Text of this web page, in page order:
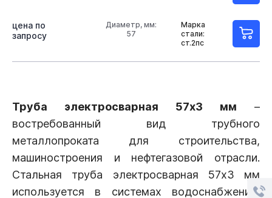
Марка
стали:
ст.2пс
Диаметр, мм:
57
цена по
запросу
Труба электросварная 57х3 мм –
востребованный вид трубного
металлопроката для строительства,
машиностроения и нефтегазовой отрасли.
Стальная труба электросварная 57х3 мм
используется в системах водоснабжения,